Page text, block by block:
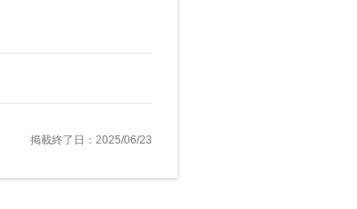
掲載終了日：2025/06/23